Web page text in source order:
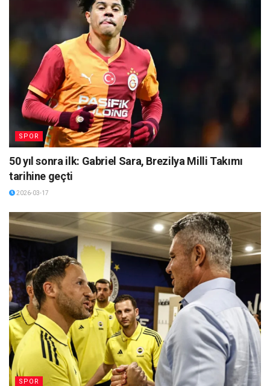
SPOR
50 yıl sonra ilk: Gabriel Sara, Brezilya Milli Takımı
tarihine geçti
2026-03-17
SPOR